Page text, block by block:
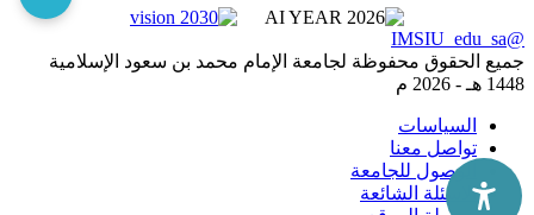
@IMSIU_edu_sa
جميع الحقوق محفوظة لجامعة الإمام محمد بن سعود الإسلامية
1448 هـ -
2026 م
السياسات
تواصل معنا
الوصول للجامعة
الاسئلة الشائعة